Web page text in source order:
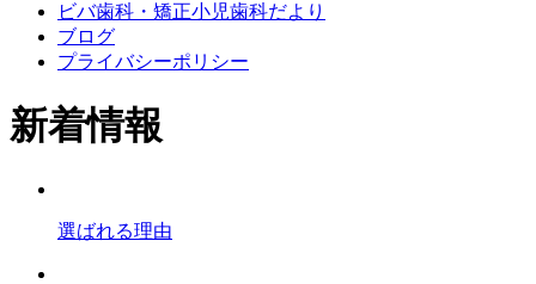
ビバ歯科・矯正小児歯科だより
ブログ
プライバシーポリシー
新着情報
選ばれる理由